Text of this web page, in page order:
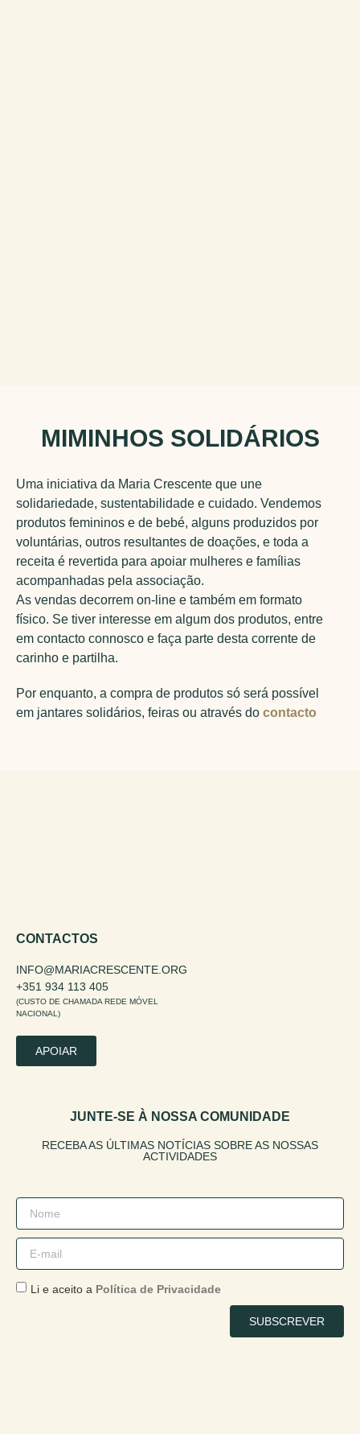
MIMINHOS SOLIDÁRIOS
Uma iniciativa da Maria Crescente que une
solidariedade, sustentabilidade e cuidado. Vendemos
produtos femininos e de bebé, alguns produzidos por
voluntárias, outros resultantes de doações, e toda a
receita é revertida para apoiar mulheres e famílias
acompanhadas pela associação.
As vendas decorrem on-line e também em formato
físico. Se tiver interesse em algum dos produtos, entre
em contacto connosco e faça parte desta corrente de
carinho e partilha.
Por enquanto, a compra de produtos só será possível
em jantares solidários, feiras ou através do contacto
CONTACTOS
INFO@MARIACRESCENTE.ORG
+351 934 113 405
(CUSTO DE CHAMADA REDE MÓVEL
NACIONAL)
APOIAR
JUNTE-SE À NOSSA COMUNIDADE
RECEBA AS ÚLTIMAS NOTÍCIAS SOBRE AS NOSSAS
ACTIVIDADES
Li e aceito a Política de Privacidade
SUBSCREVER